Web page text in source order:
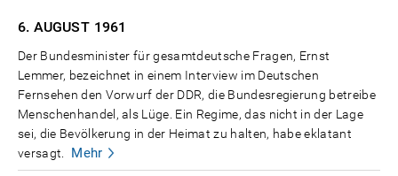
6. AUGUST 1961
Der Bundesminister für gesamtdeutsche Fragen, Ernst
Lemmer, bezeichnet in einem Interview im Deutschen
Fernsehen den Vorwurf der DDR, die Bundesregierung betreibe
Menschenhandel, als Lüge. Ein Regime, das nicht in der Lage
sei, die Bevölkerung in der Heimat zu halten, habe eklatant
versagt.
Mehr